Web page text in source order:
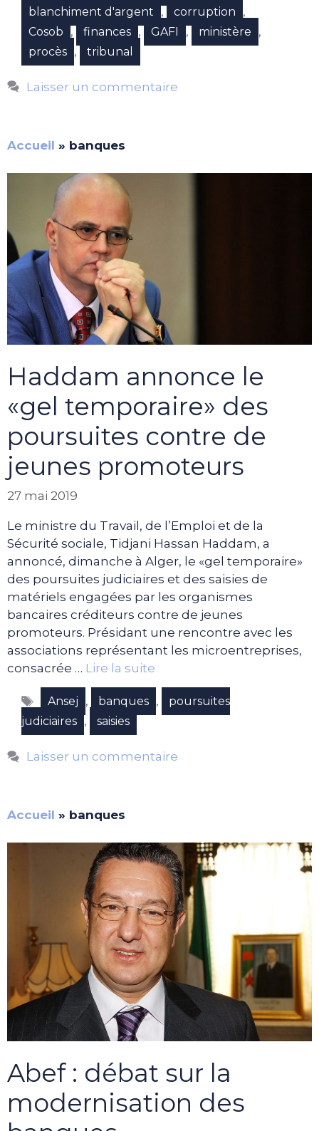
blanchiment d'argent , corruption ,
Cosob , finances , GAFI , ministère ,
procès , tribunal
Laisser un commentaire
Accueil » banques
Haddam annonce le
«gel temporaire» des
poursuites contre de
jeunes promoteurs
27 mai 2019
Le ministre du Travail, de l’Emploi et de la
Sécurité sociale, Tidjani Hassan Haddam, a
annoncé, dimanche à Alger, le «gel temporaire»
des poursuites judiciaires et des saisies de
matériels engagées par les organismes
bancaires créditeurs contre de jeunes
promoteurs. Présidant une rencontre avec les
associations représentant les microentreprises,
consacrée … Lire la suite
Étiquettes
Ansej , banques ,
poursuites
judiciaires , saisies
Laisser un commentaire
Accueil » banques
Abef : débat sur la
modernisation des